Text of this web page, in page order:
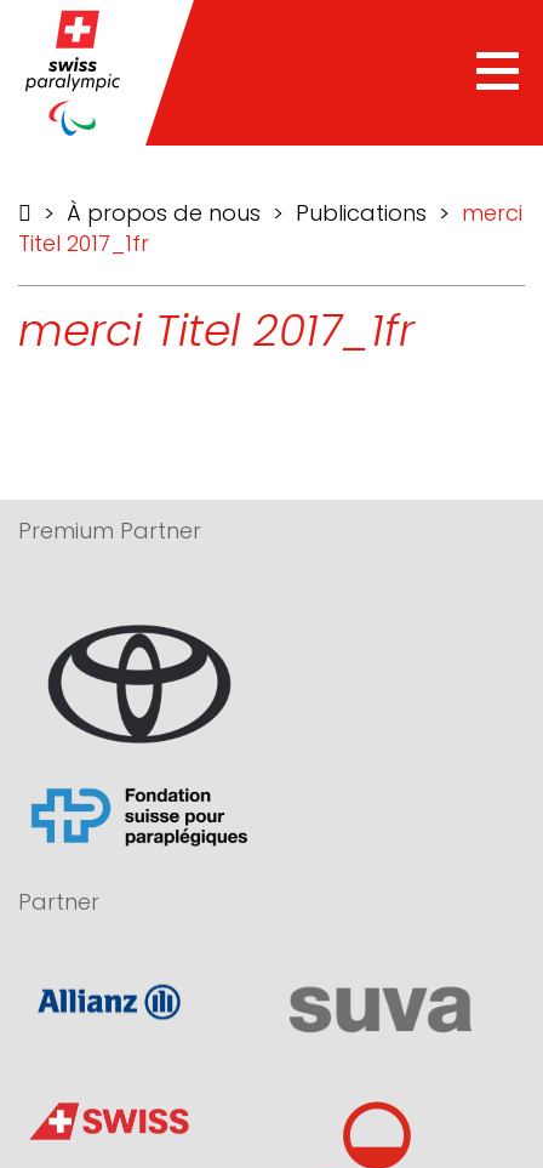
> À propos de nous > Publications >
merci
Titel 2017_1fr
merci Titel 2017_1fr
Premium Partner
Partner